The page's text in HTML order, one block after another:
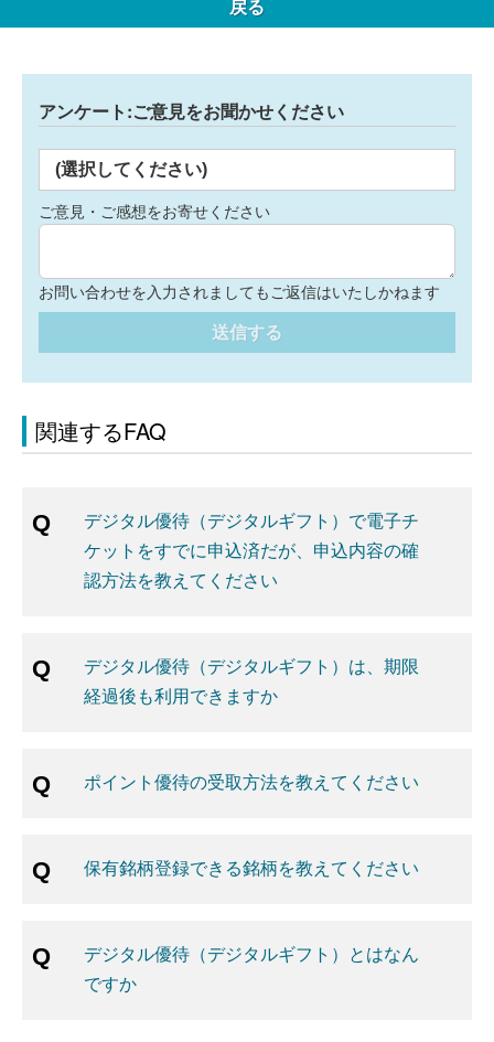
戻る
アンケート:ご意見をお聞かせください
(選択してください)
ご意見・ご感想をお寄せください
お問い合わせを入力されましてもご返信はいたしかねます
送信する
関連するFAQ
デジタル優待（デジタルギフト）で電子チ
ケットをすでに申込済だが、申込内容の確
認方法を教えてください
デジタル優待（デジタルギフト）は、期限
経過後も利用できますか
ポイント優待の受取方法を教えてください
保有銘柄登録できる銘柄を教えてください
デジタル優待（デジタルギフト）とはなん
ですか